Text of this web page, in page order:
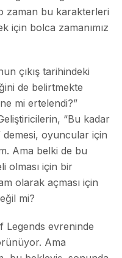
zaman bu karakterleri
için bolca zamanımız
çıkış tarihindeki
de belirtmekte
mi ertelendi?”
“Bu kadar
demesi, oyuncular için
Ama belki de bu
olması için bir
olarak açması için
mi?
Legends evreninde
Ama